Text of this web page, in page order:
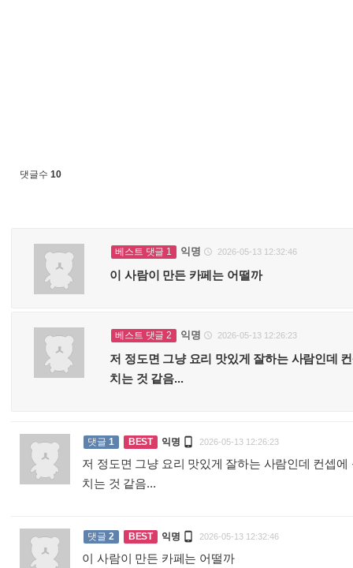
댓글수 10
베스트 댓글 1 익명  2026-05-13 12:32:46
이 사람이 만든 카페는 어떨까
베스트 댓글 2 익명  2026-05-13 12:26:23
저 정도면 그냥 요리 맛있게 잘하는 사람인데
치는 것 같음...
댓글 1 BEST 익명  2026-05-13 12:26:23
저 정도면 그냥 요리 맛있게 잘하는 사람인데 컨셉
치는 것 같음...
댓글 2 BEST 익명  2026-05-13 12:32:46
이 사람이 만든 카페는 어떨까